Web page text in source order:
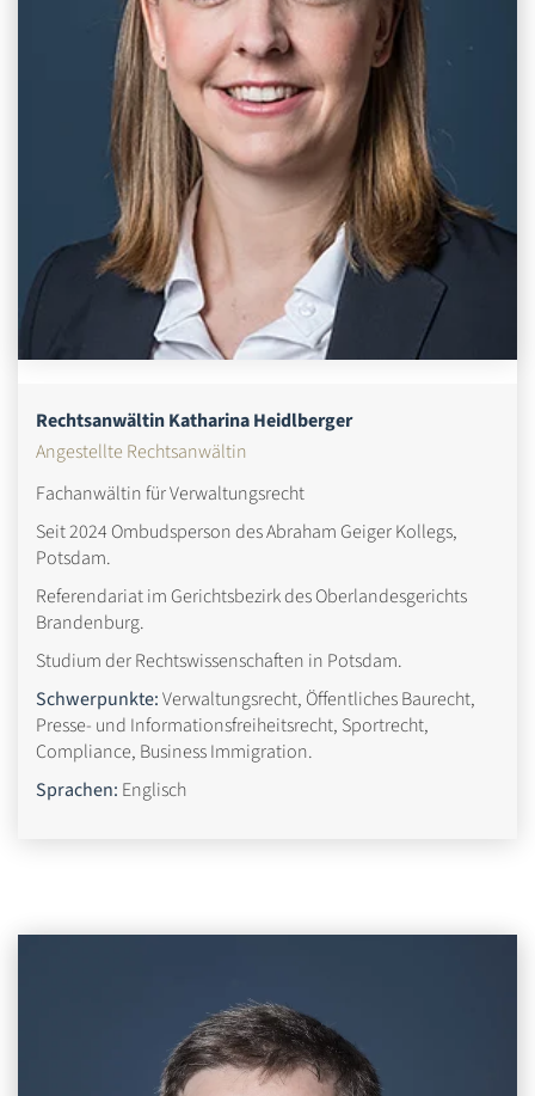
Rechtsanwältin Katharina Heidlberger
Angestellte Rechtsanwältin
Fachanwältin für Verwaltungsrecht
Seit 2024 Ombudsperson des Abraham Geiger Kollegs,
Potsdam.
Referendariat im Gerichtsbezirk des Oberlandesgerichts
Brandenburg.
Studium der Rechtswissenschaften in Potsdam.
Schwerpunkte:Verwaltungsrecht, Öffentliches Baurecht,
Presse- und Informationsfreiheitsrecht, Sportrecht,
Compliance, Business Immigration.
Sprachen: Englisch